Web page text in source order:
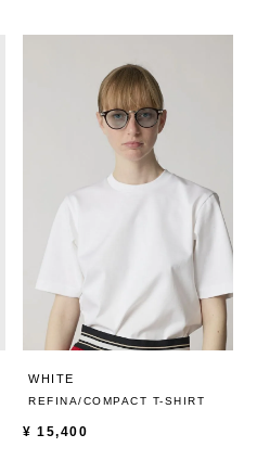
WHITE
REFINA/COMPACT T-SHIRT
¥ 15,400